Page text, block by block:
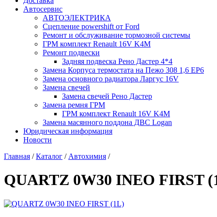
Автосервис
АВТОЭЛЕКТРИКА
Сцепление powershift от Ford
Ремонт и обслуживание тормозной системы
ГРМ комплект Renault 16V K4M
Ремонт подвески
Задняя подвеска Рено Дастер 4*4
Замена Корпуса термостата на Пежо 308 1,6 EP6
Замена основного радиатора Ларгус 16V
Замена свечей
Замена свечей Рено Дастер
Замена ремня ГРМ
ГРМ комплект Renault 16V K4M
Замена масянного поддона ДВС Logan
Юридическая информация
Новости
Главная / Каталог / Автохимия /
QUARTZ 0W30 INEO FIRST